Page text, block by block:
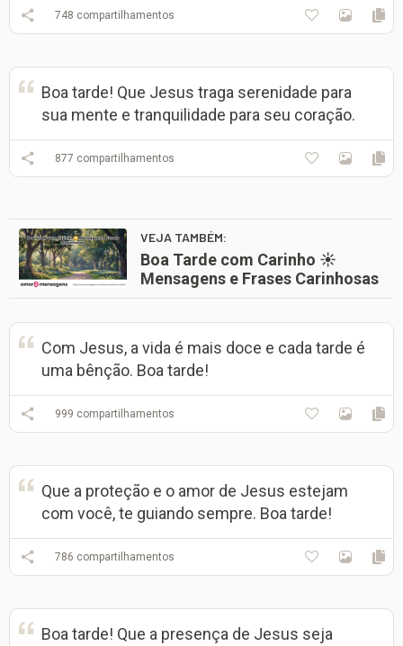
748 compartilhamentos
Boa tarde! Que Jesus traga serenidade para
sua mente e tranquilidade para seu coração.
877 compartilhamentos
VEJA TAMBÉM:
Boa Tarde com Carinho ☀️
Mensagens e Frases Carinhosas
Com Jesus, a vida é mais doce e cada tarde é
uma bênção. Boa tarde!
999 compartilhamentos
Que a proteção e o amor de Jesus estejam
com você, te guiando sempre. Boa tarde!
786 compartilhamentos
Boa tarde! Que a presença de Jesus seja